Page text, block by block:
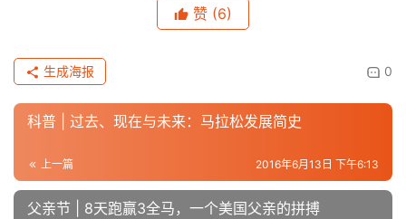
赞 (6)
0
生成海报
科普 | 过去、现在与未来：马拉松发展简史
上一篇 2016年6月13日 下午6:13
父亲节 | 8天跑赢3全马，一个美国父亲的拼搏